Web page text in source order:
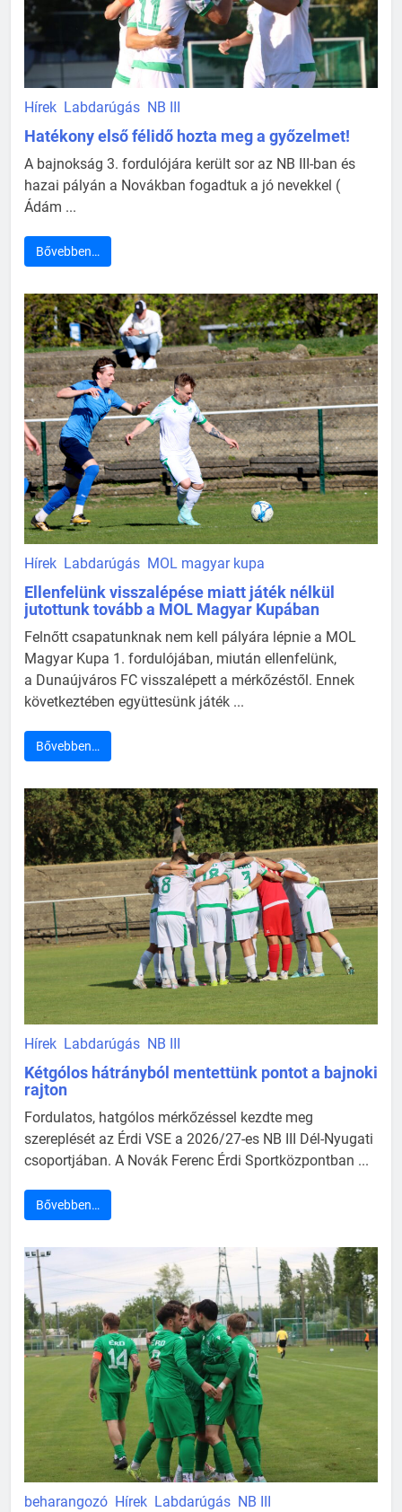
Hírek Labdarúgás NB III
Hatékony első félidő hozta meg a győzelmet!
A bajnokság 3. fordulójára került sor az NB III-ban és
hazai pályán a Novákban fogadtuk a jó nevekkel (
Ádám ...
Bővebben…
Hírek Labdarúgás MOL magyar kupa
Ellenfelünk visszalépése miatt játék nélkül
jutottunk tovább a MOL Magyar Kupában
Felnőtt csapatunknak nem kell pályára lépnie a MOL
Magyar Kupa 1. fordulójában, miután ellenfelünk,
a Dunaújváros FC visszalépett a mérkőzéstől. Ennek
következtében együttesünk játék ...
Bővebben…
Hírek Labdarúgás NB III
Kétgólos hátrányból mentettünk pontot a bajnoki
rajton
Fordulatos, hatgólos mérkőzéssel kezdte meg
szereplését az Érdi VSE a 2026/27-es NB III Dél-Nyugati
csoportjában. A Novák Ferenc Érdi Sportközpontban ...
Bővebben…
beharangozó Hírek Labdarúgás NB III